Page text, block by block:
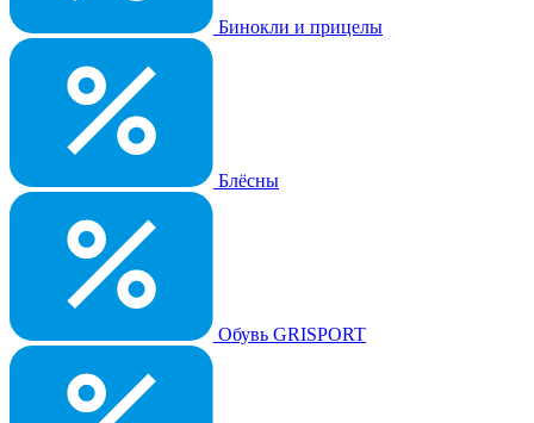
Бинокли и прицелы
Блёсны
Обувь GRISPORT